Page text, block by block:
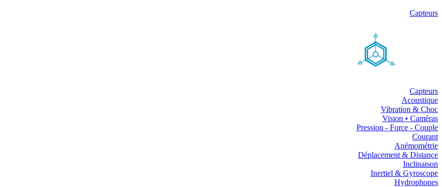
Capteurs
Capteurs
Acoustique
Vibration & Choc
Vision • Caméras
Pression - Force - Couple
Courant
Anémométrie
Déplacement & Distance
Inclinaison
Inertiel & Gyroscope
Hydrophones